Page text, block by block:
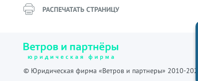
РАСПЕЧАТАТЬ СТРАНИЦУ
© Юридическая фирма «Ветров и партнеры» 2010-2026